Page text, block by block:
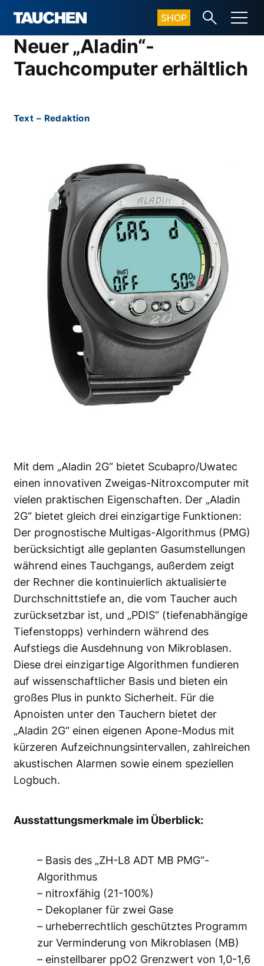
SHOP
Neuer „Aladin“-
Tauchcomputer erhältlich
Text – Redaktion
Mit dem „Aladin 2G“ bietet Scubapro/Uwatec
einen innovativen Zweigas-Nitroxcomputer mit
vielen praktischen Eigenschaften. Der „Aladin
2G“ bietet gleich drei einzigartige Funktionen:
Der prognostische Multigas-Algorithmus (PMG)
berücksichtigt alle geplanten Gasumstellungen
während eines Tauchgangs, außerdem zeigt
der Rechner die kontinuierlich aktualisierte
Durchschnittstiefe an, die vom Taucher auch
zurücksetzbar ist, und „PDIS“ (tiefenabhängige
Tiefenstopps) verhindern während des
Aufstiegs die Ausdehnung von Mikroblasen.
Diese drei einzigartige Algorithmen fundieren
auf wissenschaftlicher Basis und bieten ein
großes Plus in punkto Sicherheit. Für die
Apnoisten unter den Tauchern bietet der
„Aladin 2G“ einen eigenen Apone-Modus mit
kürzeren Aufzeichnungsintervallen, zahlreichen
akustischen Alarmen sowie einem speziellen
Logbuch.
Ausstattungsmerkmale im Überblick:
– Basis des „ZH-L8 ADT MB PMG“-
Algorithmus
– nitroxfähig (21-100%)
– Dekoplaner für zwei Gase
– urheberrechtlich geschütztes Programm
zur Verminderung von Mikroblasen (MB)
– einstellbarer ppO2 Grenzwert von 1,0-1,6